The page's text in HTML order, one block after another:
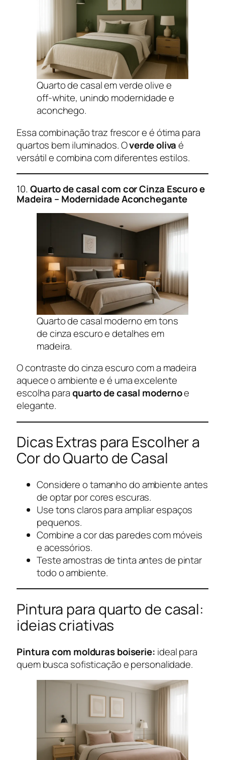
Quarto de casal em verde olive e
off-white, unindo modernidade e
aconchego.
Essa combinação traz frescor e é ótima para
quartos bem iluminados. Overde olivaé
versátil e combina com diferentes estilos.
10.Quarto de casal com cor Cinza Escuro e
Madeira – Modernidade Aconchegante
Quarto de casal moderno em tons
de cinza escuro e detalhes em
madeira.
O contraste do cinza escuro com a madeira
aquece o ambiente e é uma excelente
escolha paraquarto de casal modernoe
elegante.
Dicas Extras para Escolher a
Cor do Quarto de Casal
Considere o tamanho do ambiente antes
de optar por cores escuras.
Use tons claros para ampliar espaços
pequenos.
Combine a cor das paredes com móveis
e acessórios.
Teste amostras de tinta antes de pintar
todo o ambiente.
Pintura para quarto de casal:
ideias criativas
Pintura com molduras boiserie: ideal para
quem busca sofisticação e personalidade.